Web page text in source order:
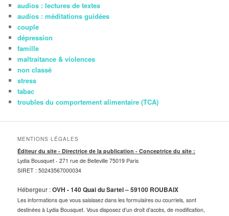
audios : lectures de textes
audios : méditations guidées
couple
dépression
famille
maltraitance & violences
non classé
stress
tabac
troubles du comportement alimentaire (TCA)
MENTIONS LÉGALES
Éditeur du site - Directrice de la publication - Conceptrice du site :
Lydia Bousquet -271 rue de Belleville 75019 Paris
SIRET : 50243567000034
Hébergeur :OVH - 140 Quai du Sartel – 59100 ROUBAIX
Les informations que vous saisissez dans les formulaires ou courriels, sont
destinées à Lydia Bousquet. Vous disposez d’un droit d’accès, de modification,